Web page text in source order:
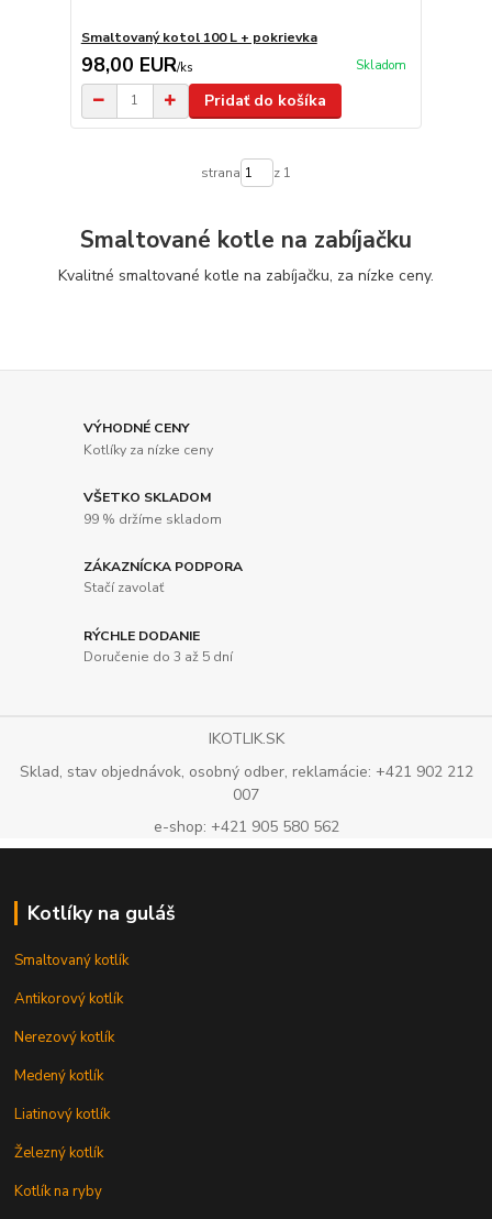
Smaltovaný kotol 100 L + pokrievka
98,00 EUR/ks Skladom
Pridať do košíka
strana z 1
Smaltované kotle na zabíjačku
Kvalitné smaltované kotle na zabíjačku, za nízke ceny.
VÝHODNÉ CENY
Kotlíky za nízke ceny
VŠETKO SKLADOM
99 % držíme skladom
ZÁKAZNÍCKA PODPORA
Stačí zavolať
RÝCHLE DODANIE
Doručenie do 3 až 5 dní
IKOTLIK.SK
Sklad, stav objednávok, osobný odber, reklamácie: +421 902 212
007
e-shop: +421 905 580 562
Kotlíky na guláš
Smaltovaný kotlík
Antikorový kotlík
Nerezový kotlík
Medený kotlík
Liatinový kotlík
Železný kotlík
Kotlík na ryby